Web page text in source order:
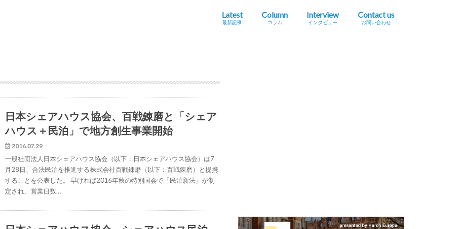
Latest
最新記事
Column
コラム
Interview
インタビュー
Contact us
お問い合わせ
日本シェアハウス協会、百戦錬磨と「シェア
ハウス＋民泊」で地方創生事業開始
2016.07.29
一般社団法人日本シェアハウス協会（以下：日本シェアハウス協会）は7
月28日、合法民泊を推進する株式会社百戦錬磨（以下：百戦錬磨）と提携
することを公表した。 早ければ2016年秋の特別国会で「民泊新法」が制
定され、営業日数…